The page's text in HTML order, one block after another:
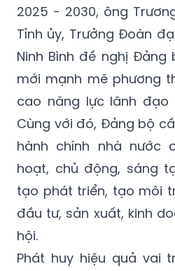
2025 - 2030, ông
Tỉnh ủy, Trưởng Đoàn
Ninh Bình đề nghị
mới mạnh mẽ phương
cao năng lực lãnh
Cùng với đó, Đảng bộ
hành chính nhà nước
hoạt, chủ động, sáng
tạo phát triển, tạo môi
đầu tư, sản xuất, kinh
hội.
Phát huy hiệu quả vai